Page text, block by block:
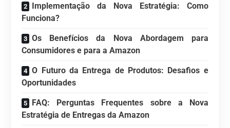
Implementação da Nova Estratégia: Como
Funciona?
Os Benefícios da Nova Abordagem para
Consumidores e para a Amazon
O Futuro da Entrega de Produtos: Desafios e
Oportunidades
FAQ: Perguntas Frequentes sobre a Nova
Estratégia de Entregas da Amazon